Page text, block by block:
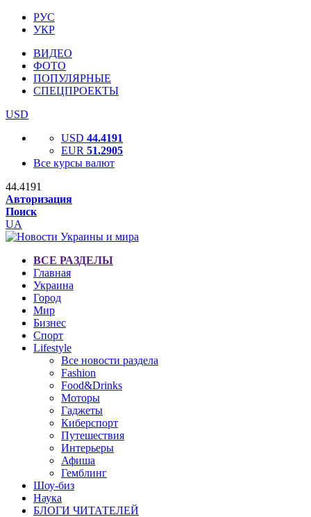
РУС
УКР
ВИДЕО
ФОТО
ПОПУЛЯРНЫЕ
СПЕЦПРОЕКТЫ
USD
USD 44.4191
EUR 51.2905
Все курсы валют
44.4191
Авторизация
Поиск
UA
ВСЕ РАЗДЕЛЫ
Главная
Украина
Город
Мир
Бизнес
Спорт
Lifestyle
Все новости раздела
Fashion
Food&Drinks
Моторы
Гаджеты
Киберспорт
Путешествия
Интерьеры
Афиша
Гемблинг
Шоу-биз
Наука
БЛОГИ ЧИТАТЕЛЕЙ